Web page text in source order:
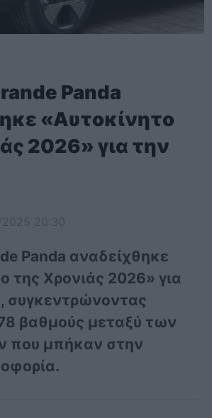
Panda
«Αυτοκίνητο
2026» για την
Panda αναδείχθηκε
της Χρονιάς 2026» για
συγκεντρώνοντας
βαθμούς μεταξύ των
που μπήκαν στην